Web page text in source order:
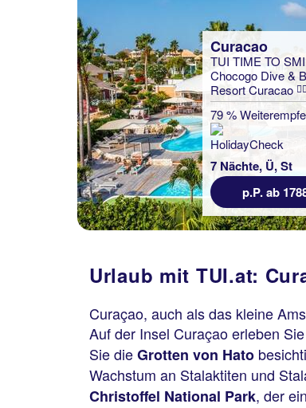
Curacao
TUI TIME TO
Chocogo Dive &
Resort Curacao
79 %
7 Nächte, Ü, St
p.P. ab
Urlaub mit TUI.at:
Curaçao, auch als das kleine
Auf der Insel Curaçao erleben Sie
Sie dieGrotten von Hato
Wachstum an Stalaktiten und
Christoffel National Park, der